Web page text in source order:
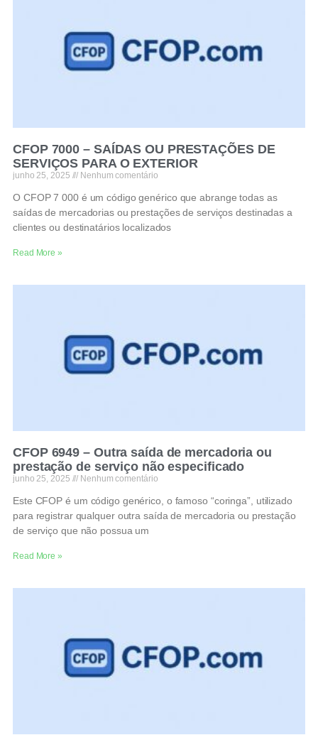
CFOP 7000 – SAÍDAS OU PRESTAÇÕES DE
SERVIÇOS PARA O EXTERIOR
junho 25, 2025 Nenhum comentário
O CFOP 7 000 é um código genérico que abrange todas as
saídas de mercadorias ou prestações de serviços destinadas a
clientes ou destinatários localizados
Read More »
CFOP 6949 – Outra saída de mercadoria ou
prestação de serviço não especificado
junho 25, 2025 Nenhum comentário
Este CFOP é um código genérico, o famoso “coringa”, utilizado
para registrar qualquer outra saída de mercadoria ou prestação
de serviço que não possua um
Read More »